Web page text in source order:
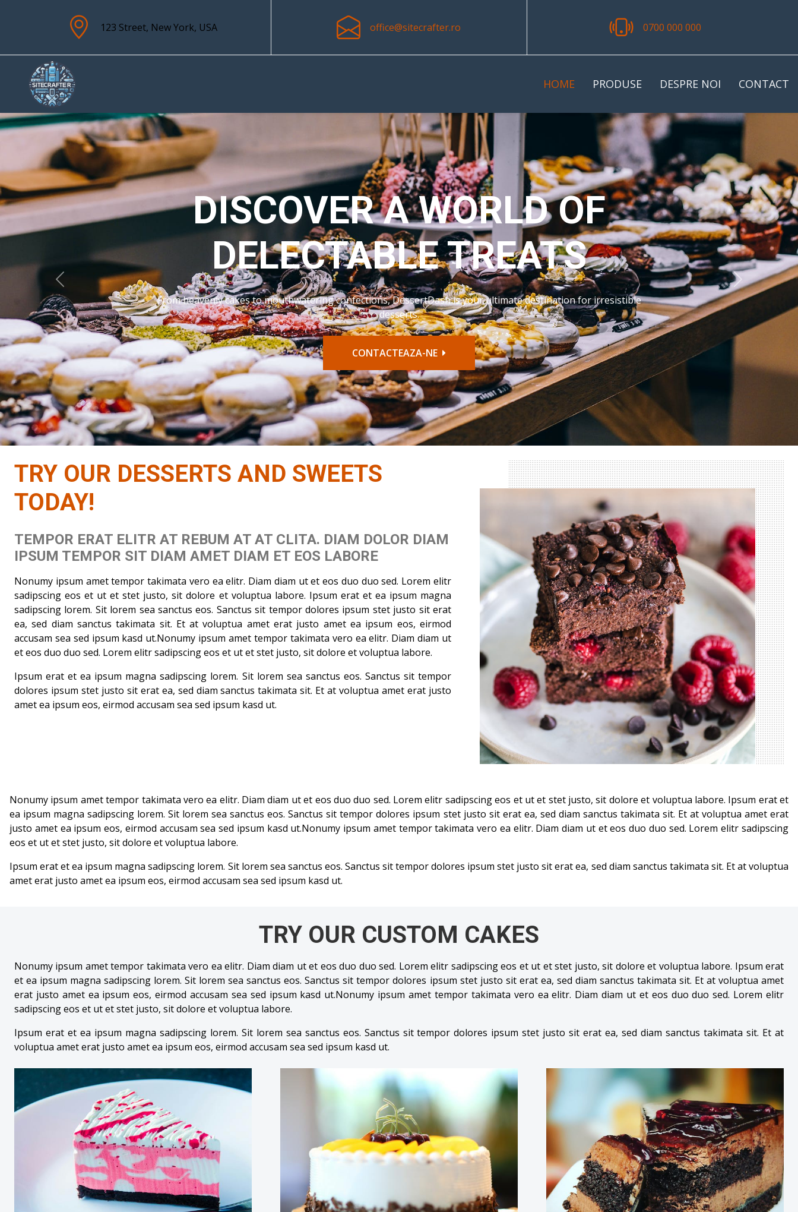
123 Street, New York, USA office@sitecrafter.ro 0700 000 000
HOME PRODUSE DESPRE NOI CONTACT
INDULGE IN SWEET
DELIGHTS WITH
DESSERTDASH
Our exquisite cakes and sweets are crafted with passion and precision to satisfy your sweet cravings.
AFLA MAI MULTE
Previous Next
TRY OUR DESSERTS AND SWEETS
TODAY!
TEMPOR ERAT ELITR AT REBUM AT AT CLITA. DIAM DOLOR DIAM
IPSUM TEMPOR SIT DIAM AMET DIAM ET EOS LABORE
Nonumy ipsum amet tempor takimata vero ea elitr. Diam diam ut et eos duo duo sed. Lorem elitr
sadipscing eos et ut et stet justo, sit dolore et voluptua labore. Ipsum erat et ea ipsum magna
sadipscing lorem. Sit lorem sea sanctus eos. Sanctus sit tempor dolores ipsum stet justo sit erat
ea, sed diam sanctus takimata sit. Et at voluptua amet erat justo amet ea ipsum eos, eirmod
accusam sea sed ipsum kasd ut.Nonumy ipsum amet tempor takimata vero ea elitr. Diam diam ut
et eos duo duo sed. Lorem elitr sadipscing eos et ut et stet justo, sit dolore et voluptua labore.
Ipsum erat et ea ipsum magna sadipscing lorem. Sit lorem sea sanctus eos. Sanctus sit tempor
dolores ipsum stet justo sit erat ea, sed diam sanctus takimata sit. Et at voluptua amet erat justo
amet ea ipsum eos, eirmod accusam sea sed ipsum kasd ut.
Nonumy ipsum amet tempor takimata vero ea elitr. Diam diam ut et eos duo duo sed. Lorem elitr sadipscing eos et ut et stet justo, sit dolore et voluptua labore. Ipsum erat et
ea ipsum magna sadipscing lorem. Sit lorem sea sanctus eos. Sanctus sit tempor dolores ipsum stet justo sit erat ea, sed diam sanctus takimata sit. Et at voluptua amet erat
justo amet ea ipsum eos, eirmod accusam sea sed ipsum kasd ut.Nonumy ipsum amet tempor takimata vero ea elitr. Diam diam ut et eos duo duo sed. Lorem elitr sadipscing
eos et ut et stet justo, sit dolore et voluptua labore.
Ipsum erat et ea ipsum magna sadipscing lorem. Sit lorem sea sanctus eos. Sanctus sit tempor dolores ipsum stet justo sit erat ea, sed diam sanctus takimata sit. Et at voluptua
amet erat justo amet ea ipsum eos, eirmod accusam sea sed ipsum kasd ut.
TRY OUR CUSTOM CAKES
Nonumy ipsum amet tempor takimata vero ea elitr. Diam diam ut et eos duo duo sed. Lorem elitr sadipscing eos et ut et stet justo, sit dolore et voluptua labore. Ipsum erat
et ea ipsum magna sadipscing lorem. Sit lorem sea sanctus eos. Sanctus sit tempor dolores ipsum stet justo sit erat ea, sed diam sanctus takimata sit. Et at voluptua amet
erat justo amet ea ipsum eos, eirmod accusam sea sed ipsum kasd ut.Nonumy ipsum amet tempor takimata vero ea elitr. Diam diam ut et eos duo duo sed. Lorem elitr
sadipscing eos et ut et stet justo, sit dolore et voluptua labore.
Ipsum erat et ea ipsum magna sadipscing lorem. Sit lorem sea sanctus eos. Sanctus sit tempor dolores ipsum stet justo sit erat ea, sed diam sanctus takimata sit. Et at
voluptua amet erat justo amet ea ipsum eos, eirmod accusam sea sed ipsum kasd ut.